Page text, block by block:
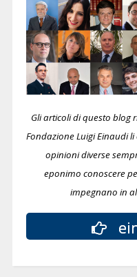
Gli articoli di questo blog
Fondazione Luigi Einaudi
opinioni diverse
eponimo conoscere
impegnano in